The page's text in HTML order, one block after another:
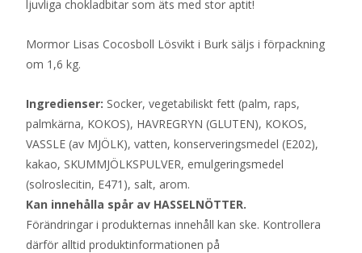
ljuvliga chokladbitar som äts med stor aptit!
Mormor Lisas Cocosboll Lösvikt i Burk säljs i förpackning
om 1,6 kg.
Ingredienser: Socker, vegetabiliskt fett (palm, raps,
palmkärna, KOKOS), HAVREGRYN (GLUTEN), KOKOS,
VASSLE (av MJÖLK), vatten, konserveringsmedel (E202),
kakao, SKUMMJÖLKSPULVER, emulgeringsmedel
(solroslecitin, E471), salt, arom.
Kan innehålla spår av HASSELNÖTTER.
Förändringar i produkternas innehåll kan ske. Kontrollera
därför alltid produktinformationen på